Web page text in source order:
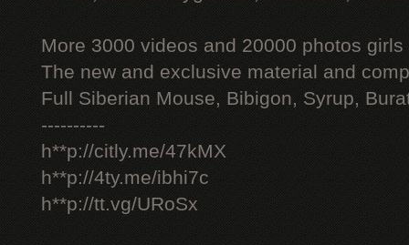
More 3000 videos and 20000 photos
The new and exclusive material and
Full Siberian Mouse, Bibigon, Syrup,
----------
h**p://citly.me/47kMX
h**p://4ty.me/ibhi7c
h**p://tt.vg/URoSx